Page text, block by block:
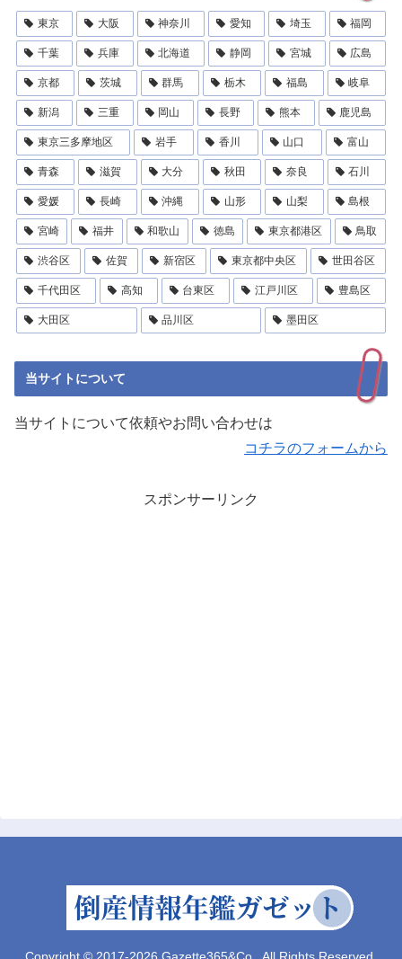
東京 大阪 神奈川 愛知 埼玉 福岡
千葉 兵庫 北海道 静岡 宮城 広島
京都 茨城 群馬 栃木 福島 岐阜
新潟 三重 岡山 長野 熊本 鹿児島
東京三多摩地区 岩手 香川 山口 富山
青森 滋賀 大分 秋田 奈良 石川
愛媛 長崎 沖縄 山形 山梨 島根
宮崎 福井 和歌山 徳島 東京都港区 鳥取
渋谷区 佐賀 新宿区 東京都中央区 世田谷区
千代田区 高知 台東区 江戸川区 豊島区
大田区 品川区 墨田区
当サイトについて
当サイトについて依頼やお問い合わせは
コチラのフォームから
スポンサーリンク
Copyright © 2017-2026 Gazette365&Co., All Rights Reserved.